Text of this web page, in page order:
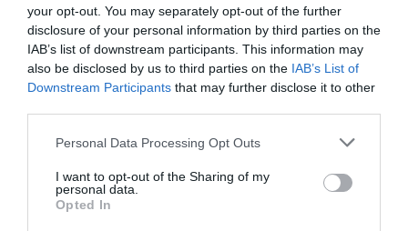
your opt-out. You may separately opt-out of the further
disclosure of your personal information by third parties on the
IAB’s list of downstream participants. This information may
also be disclosed by us to third parties on the IAB’s List of
Downstream Participants that may further disclose it to other
Personal Data Processing Opt Outs
I want to opt-out of the Sharing of my
personal data.
Opted In
RÉPONDRE
dakota a commenté :
6 décembre 2015 - 18 h
nuirait pas. Et, plus généralement, s’agissant de sécurité, une
exercices en vue de la procédure “vol avec IAS douteuse”)
ne nuirait pas non plus, quelle que soit la compagnie.